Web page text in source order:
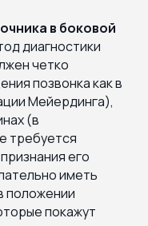
в боковой
диагностики
четко
позвонка как в
Мейердинга),
(в
требуется
его
иметь
положении
покажут